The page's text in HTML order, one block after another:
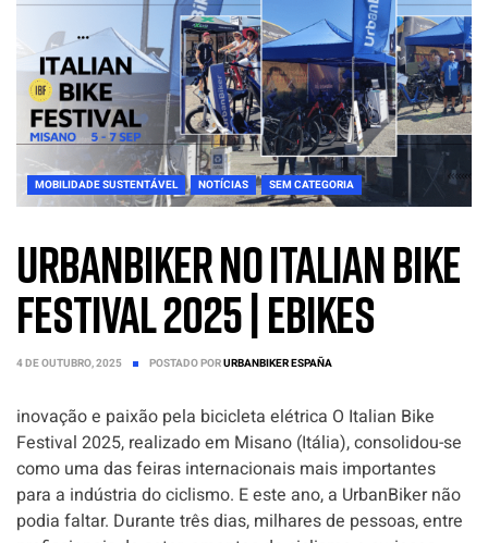
MOBILIDADE SUSTENTÁVEL NOTÍCIAS SEM CATEGORIA
UrbanBiker no Italian Bike
Festival 2025 | Ebikes
4 DE OUTUBRO, 2025 POSTADO PORURBANBIKER ESPAÑA
inovação e paixão pela bicicleta elétrica O Italian Bike
Festival 2025, realizado em Misano (Itália), consolidou-se
como uma das feiras internacionais mais importantes
para a indústria do ciclismo. E este ano, a UrbanBiker não
podia faltar. Durante três dias, milhares de pessoas, entre